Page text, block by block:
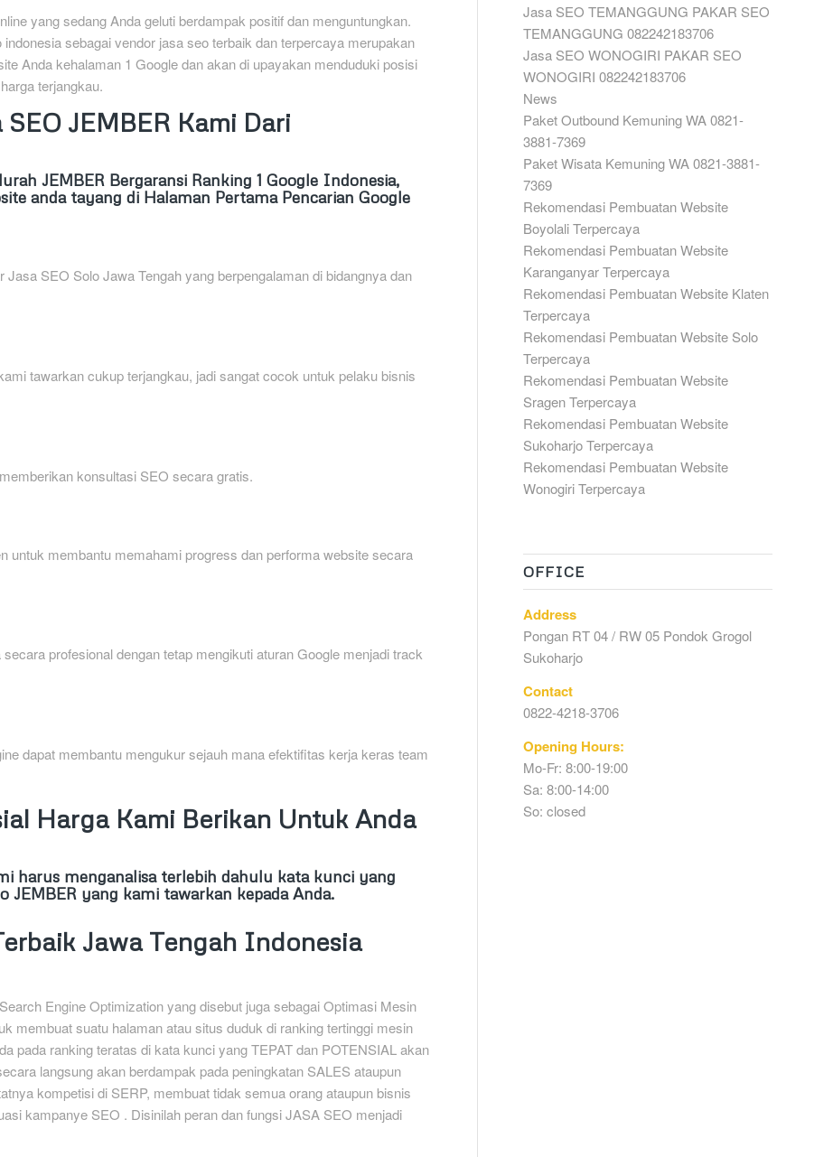
yang sedang Anda geluti berdampak positif dan menguntungkan.
sebagai vendor jasa seo terbaik dan terpercaya merupakan
Anda kehalaman 1 Google dan akan di upayakan menduduki posisi
terjangkau.
JEMBER Kami Dari
JEMBER Bergaransi Ranking 1 Google Indonesia,
anda tayang di Halaman Pertama Pencarian Google
SEO Solo Jawa Tengah yang berpengalaman di bidangnya dan
tawarkan cukup terjangkau, jadi sangat cocok untuk pelaku bisnis
konsultasi SEO secara gratis.
untuk membantu memahami progress dan performa website secara
profesional dengan tetap mengikuti aturan Google menjadi track
dapat membantu mengukur sejauh mana efektifitas kerja keras team
Harga Kami Berikan Untuk Anda
harus menganalisa terlebih dahulu kata kunci yang
yang kami tawarkan kepada Anda.
Jawa Tengah Indonesia
Engine Optimization yang disebut juga sebagai Optimasi Mesin
membuat suatu halaman atau situs duduk di ranking tertinggi mesin
pada ranking teratas di kata kunci yang TEPAT dan POTENSIAL akan
langsung akan berdampak pada peningkatan SALES ataupun
kompetisi di SERP, membuat tidak semua orang ataupun bisnis
kampanye SEO . Disinilah peran dan fungsi JASA SEO menjadi
Jasa SEO TEMANGGUNG PAKAR SEO
TEMANGGUNG 082242183706
Jasa SEO WONOGIRI PAKAR SEO
WONOGIRI 082242183706
News
Paket Outbound Kemuning WA 0821-
3881-7369
Paket Wisata Kemuning WA 0821-3881-
7369
Rekomendasi Pembuatan Website
Boyolali Terpercaya
Rekomendasi Pembuatan Website
Karanganyar Terpercaya
Rekomendasi Pembuatan Website Klaten
Terpercaya
Rekomendasi Pembuatan Website Solo
Terpercaya
Rekomendasi Pembuatan Website
Sragen Terpercaya
Rekomendasi Pembuatan Website
Sukoharjo Terpercaya
Rekomendasi Pembuatan Website
Wonogiri Terpercaya
OFFICE
Address
Pongan RT 04 / RW 05 Pondok Grogol
Sukoharjo
Contact
0822-4218-3706
Opening Hours:
Mo-Fr: 8:00-19:00
Sa: 8:00-14:00
So: closed